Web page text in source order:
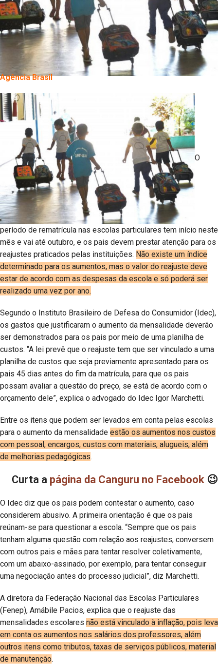
Agência Brasil
O
período de rematrícula nas escolas particulares tem início neste
mês e vai até outubro, e os pais devem prestar atenção para os
reajustes praticados pelas instituições. Não existe um índice
determinado para os aumentos, mas o valor do reajuste deve
estar de acordo com as despesas da escola e só poderá ser
realizado uma vez por ano.
Segundo o Instituto Brasileiro de Defesa do Consumidor (Idec),
os gastos que justificaram o aumento da mensalidade deverão
ser demonstrados para os pais por meio de uma planilha de
custos. “A lei prevê que o reajuste tem que ser vinculado a uma
planilha de custos que seja previamente apresentado para os
pais 45 dias antes do fim da matrícula, para que os pais
possam avaliar a questão do preço, se está de acordo com o
orçamento dele”, explica o advogado do Idec Igor Marchetti.
Entre os itens que podem ser levados em conta pelas escolas
para o aumento da mensalidade estão os aumentos nos custos
com pessoal, encargos, custos com materiais, alugueis, além
de melhorias pedagógicas.
Curta a página da Canguru no Facebook 😉
O Idec diz que os pais podem contestar o aumento, caso
considerem abusivo. A primeira orientação é que os pais
reúnam-se para questionar a escola. “Sempre que os pais
tenham alguma questão com relação aos reajustes, conversem
com outros pais e mães para tentar resolver coletivamente,
com um abaixo-assinado, por exemplo, para tentar conseguir
uma negociação antes do processo judicial”, diz Marchetti.
A diretora da Federação Nacional das Escolas Particulares
(Fenep), Amábile Pacios, explica que o reajuste das
mensalidades escolares não está vinculado à inflação, pois leva
em conta os aumentos nos salários dos professores, além
outros itens como tributos, taxas de serviços públicos, material
de manutenção.